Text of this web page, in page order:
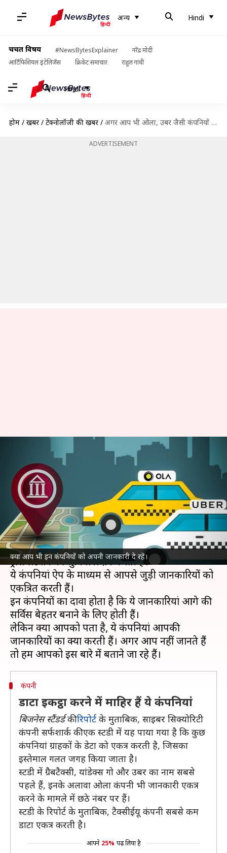
अन्य Hindi
चर्चित विषय #NewsBytesExplainer
नरेंद्र मोदी
आर्टिफिशियल इंटेलिजेंस
क्रिकेट समाचार राहुल गांधी
Hindi
होम / खबरें / टेक्नोलॉजी की खबरें / अगर आप भी ओला, उबर जैसी कंपनियों को देते हैं अपनी जानकारी, तो हो जाएं सावधान!
ADVERTISEMENT
क्या आप भी इन कंपनियों को अपनी जानकारी दे रहें।
अगर आप भी ओला, उबर जैसी
कंपनियों को देते हैं अपनी जानकारी,
तो हो जाएं सावधान!
लेखन रोहित राजपूत Jan 31, 2022 09:15 pm
क्या है खबर?
ओला, उबर औररैपिडोजैसी कंपनियां है, जो ऑन डिमांड
ट्रांसपोर्टेशन की सुविधा प्रदान करती है।
ये कंपनियां ऐप के माध्यम से आपसे जुड़ी जानकारियों को
एकत्रित करती हैं।
इन कंपनियों का दावा होता है कि ये जानकारियां आगे की
सर्विस बेहतर बनाने के लिए होती हैं।
लेकिन क्या आपको पता है, ये कंपनियां आपकी
जानकारियों का क्या करती हैं। अगर आप नहीं जानते हैं
कंपनी
डाटा इकट्ठा करने में माहिर हैं ये कंपनियां
बिजनेस स्टैंडर्डकीरिपोर्ट के मुताबिक, साइबर सिक्योरिटी
कंपनी सर्फशार्क की एक स्टडी में यह पाया गया है कि कुछ
कंपनियां ग्राहकों के डेटा को एकत्र करती है, जिसका
इस्तेमाल गलत जगह किया जाता है।
स्टडी में ग्रैबटैक्सी, यांडेक्स गो और उबर का नाम सबसे
पहले हैं, इनके अलावा ओला कंपनी भी जानकारी एकत्र
करने के मामले में छठे नंबर पर हैं।
स्टडी के रिपोर्ट के मुताबिक, टैक्सीईयू कंपनी सबसे कम
डाटा एकत्र करती है।
आपने 25% पढ़ लिया है